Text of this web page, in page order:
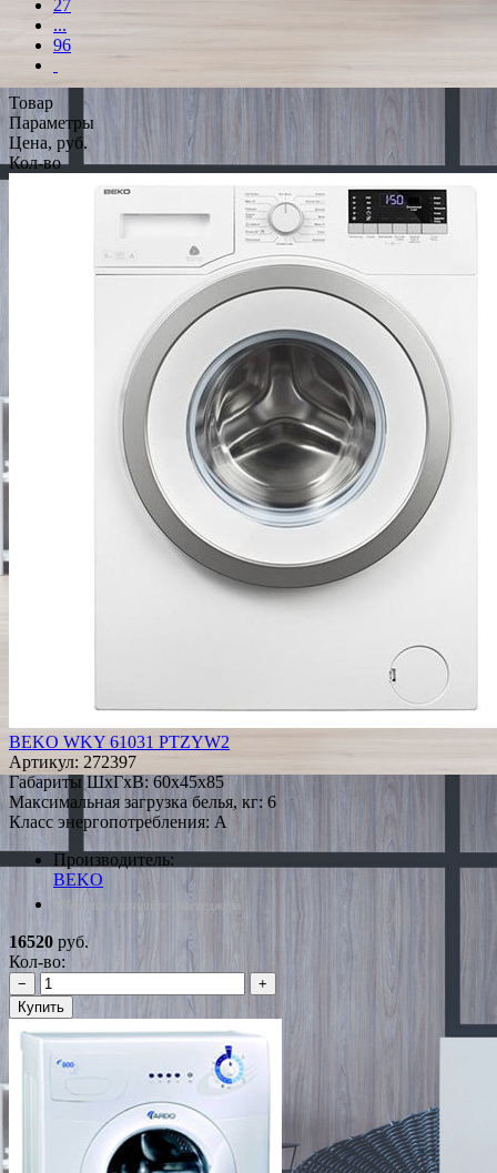
27
...
96
Товар
Параметры
Цена, руб.
Кол-во
BEKO WKY 61031 PTZYW2
Артикул: 272397
Габариты ШxГxВ: 60x45x85
Максимальная загрузка белья, кг: 6
Класс энергопотребления: A
Производитель:
BEKO
*Наличие уточняйте у менеджера
16520 руб.
Кол-во:
−
+
Купить